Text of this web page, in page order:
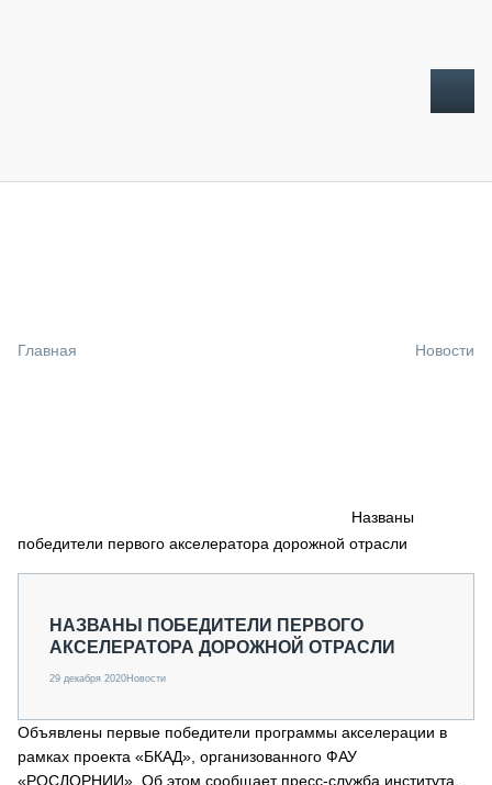
СПЕЦПРОЕКТЫ
О ПРОЕКТЕ
Главная Новости
Названы
победители первого акселератора дорожной отрасли
НАЗВАНЫ ПОБЕДИТЕЛИ ПЕРВОГО
АКСЕЛЕРАТОРА ДОРОЖНОЙ ОТРАСЛИ
29 декабря 2020Новости
Объявлены первые победители программы акселерации в
рамках проекта «БКАД», организованного ФАУ
«РОСДОРНИИ». Об этом сообщает пресс-служба института.